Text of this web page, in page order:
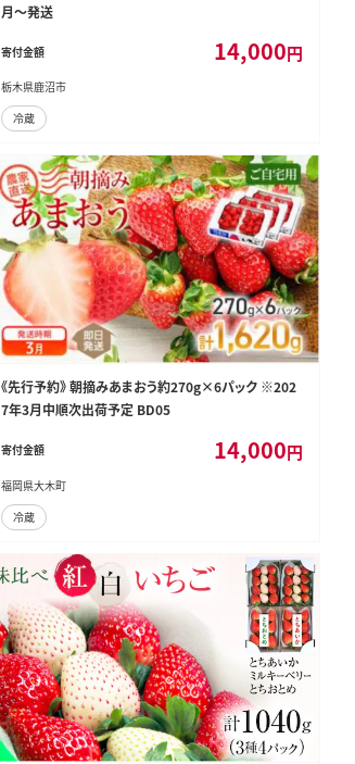
月～発送
寄付金額 14,000円
栃木県鹿沼市
冷蔵
《先行予約》 朝摘みあまおう約270g×6パック ※202
7年3月中順次出荷予定 BD05
寄付金額 14,000円
福岡県大木町
冷蔵